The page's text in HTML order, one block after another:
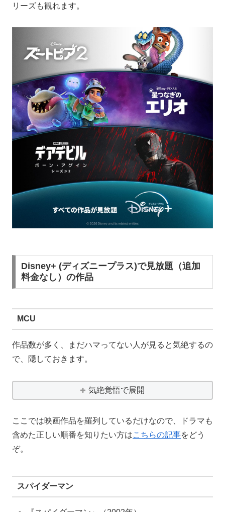
リーズも観れます。
Disney+ (ディズニープラス)で見放題（追加
料金なし）の作品
MCU
作品数が多く、まだハマってない人が見ると気絶するの
で、隠しておきます。
気絶覚悟で展開
ここでは映画作品を羅列しているだけなので、ドラマも
含めた正しい順番を知りたい方はこちらの記事をどう
ぞ。
スパイダーマン